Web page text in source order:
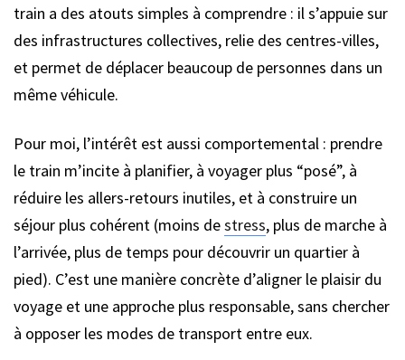
train a des atouts simples à comprendre : il s’appuie sur
des infrastructures collectives, relie des centres-villes,
et permet de déplacer beaucoup de personnes dans un
même véhicule.
Pour moi, l’intérêt est aussi comportemental : prendre
le train m’incite à planifier, à voyager plus “posé”, à
réduire les allers-retours inutiles, et à construire un
séjour plus cohérent (moins destress, plus de marche à
l’arrivée, plus de temps pour découvrir un quartier à
pied). C’est une manière concrète d’aligner le plaisir du
voyage et une approche plus responsable, sans chercher
à opposer les modes de transport entre eux.